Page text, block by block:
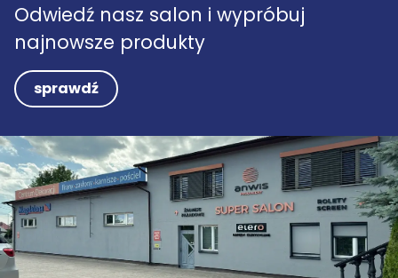
Odwiedź nasz salon i wypróbuj
najnowsze produkty
sprawdź